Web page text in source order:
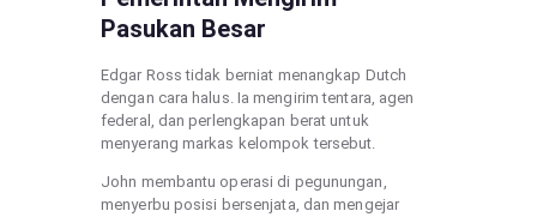
Pasukan Besar
Edgar Ross tidak berniat menangkap Dutch
dengan cara halus. Ia mengirim tentara, agen
federal, dan perlengkapan berat untuk
menyerang markas kelompok tersebut.
John membantu operasi di pegunungan,
menyerbu posisi bersenjata, dan mengejar